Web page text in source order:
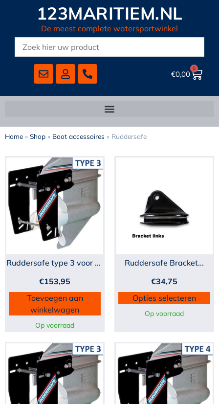
123MARITIEM.NL
De meest complete watersportwinkel
€0,00
0
Home » Shop » Boot accessoires » Ruddersafe
Op voorraad
Ruddersafe type 3 voor sc...
€153,95
Toevoegen aan
winkelwagen
Op voorraad
Ruddersafe Bracket...
€34,75
Opties selecteren